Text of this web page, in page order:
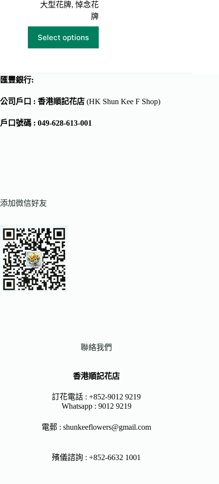
大型花牌, 悼念花
牌
Select options
匯豐銀行:
公司戶口 : 香港順記花店 (HK Shun Kee F Shop)
戶口號碼 : 049-628-613-001
添加微信好友
聯絡我們
香港順記花店
訂花電話 : +852-9012 9219
Whatsapp : 9012 9219
電郵 :shunkeeflowers@gmail.com
殯儀諮詢 : +852-6632 1001